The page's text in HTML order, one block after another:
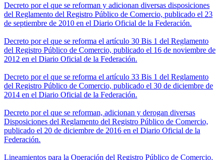
Decreto por el que se reforman y adicionan diversas disposiciones
del Reglamento del Registro Público de Comercio, publicado el 23
de septiembre de 2010 en el Diario Oficial de la Federación.
Decreto por el que se reforma el artículo 30 Bis 1 del Reglamento
del Registro Público de Comercio, publicado el 16 de noviembre de
2012 en el Diario Oficial de la Federación.
Decreto por el que se reforma el artículo 33 Bis 1 del Reglamento
del Registro Público de Comercio, publicado el 30 de diciembre de
2014 en el Diario Oficial de la Federación.
Decreto por el que se reforman, adicionan y derogan diversas
Disposiciones del Reglamento del Registro Público de Comercio,
publicado el 20 de diciembre de 2016 en el Diario Oficial de la
Federación.
Lineamientos para la Operación del Registro Público de Comercio.